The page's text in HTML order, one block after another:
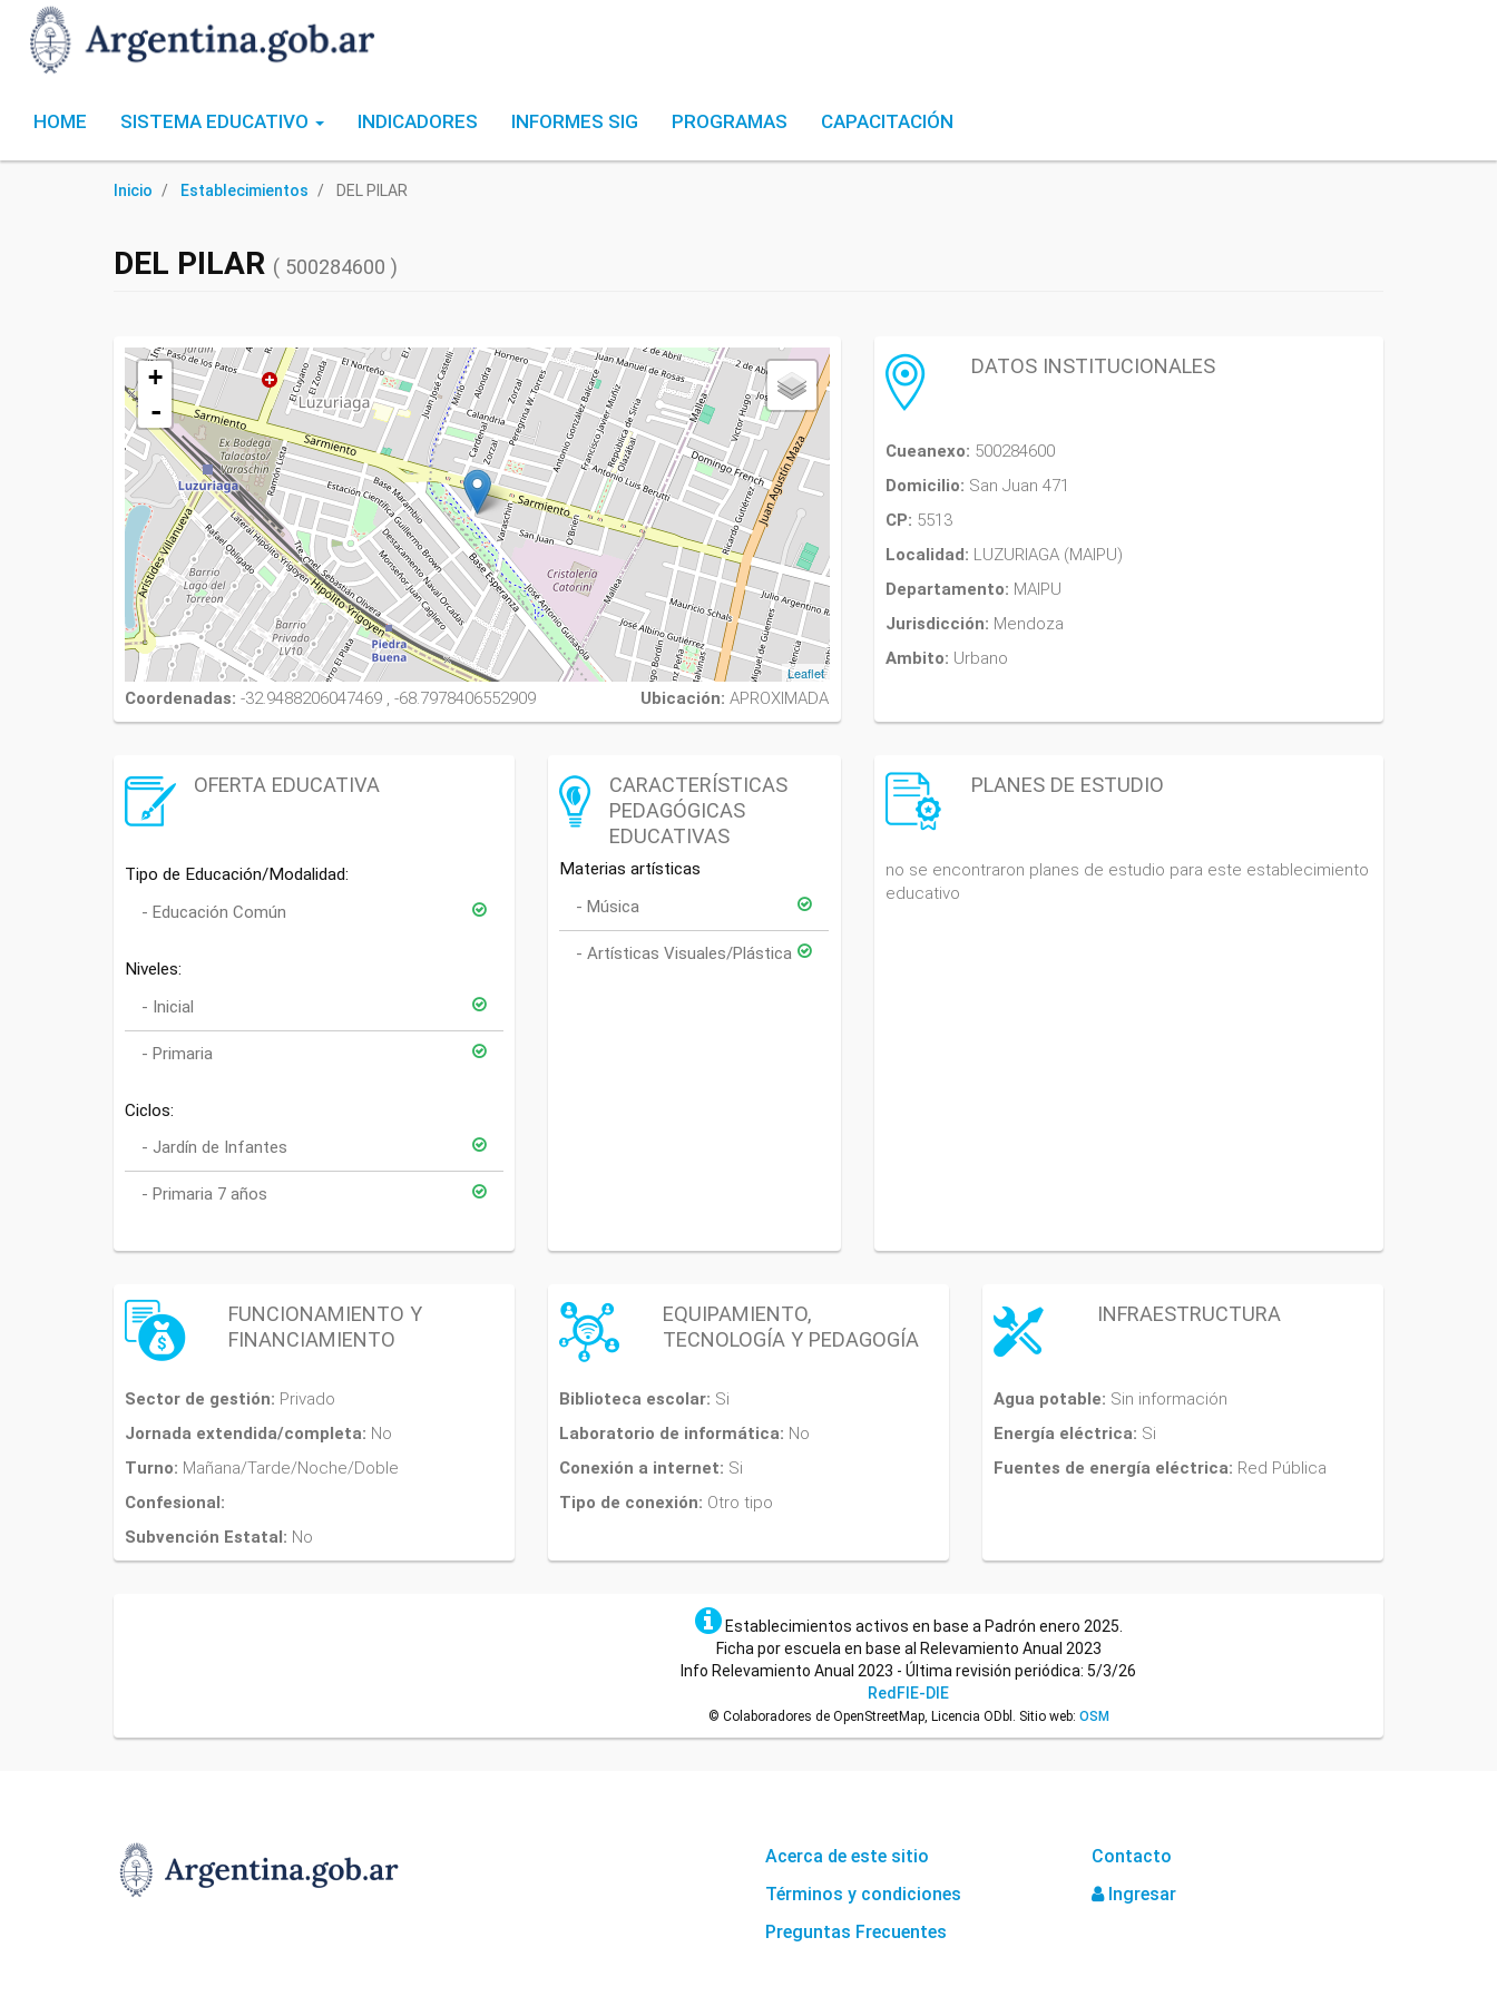
HOME SISTEMA EDUCATIVO INDICADORES INFORMES SIG PROGRAMAS CAPACITACIÓN
Inicio Establecimientos DEL PILAR
DEL PILAR ( 500284600 )
+
-
Leaflet
Coordenadas: -32.9488206047469 , -68.7978406552909 Ubicación:APROXIMADA
DATOS INSTITUCIONALES
Cueanexo: 500284600
Domicilio: San Juan 471
CP: 5513
Localidad: LUZURIAGA (MAIPU)
Departamento: MAIPU
Jurisdicción: Mendoza
Ambito: Urbano
OFERTA EDUCATIVA
Tipo de Educación/Modalidad:
Educación Común
Niveles:
Inicial
Primaria
Ciclos:
Jardín de Infantes
Primaria 7 años
CARACTERÍSTICAS
PEDAGÓGICAS
EDUCATIVAS
Materias artísticas
Música
Artísticas Visuales/Plástica
PLANES DE ESTUDIO
no se encontraron planes de estudio para este establecimiento
educativo
FUNCIONAMIENTO Y
FINANCIAMIENTO
Sector de gestión: Privado
Jornada extendida/completa: No
Turno: Mañana/Tarde/Noche/Doble
Confesional:
Subvención Estatal: No
EQUIPAMIENTO,
TECNOLOGÍA Y PEDAGOGÍA
Biblioteca escolar: Si
Laboratorio de informática: No
Conexión a internet: Si
Tipo de conexión: Otro tipo
INFRAESTRUCTURA
Agua potable: Sin información
Energía eléctrica: Si
Fuentes de energía eléctrica: Red Pública
Establecimientos activos en base a Padrón enero 2025.
Ficha por escuela en base al Relevamiento Anual 2023
Info Relevamiento Anual 2023 - Última revisión periódica: 5/3/26
RedFIE-DIE
© Colaboradores de OpenStreetMap, Licencia ODbl. Sitio web: OSM
Acerca de este sitio
Términos y condiciones
Preguntas Frecuentes
Contacto
Ingresar